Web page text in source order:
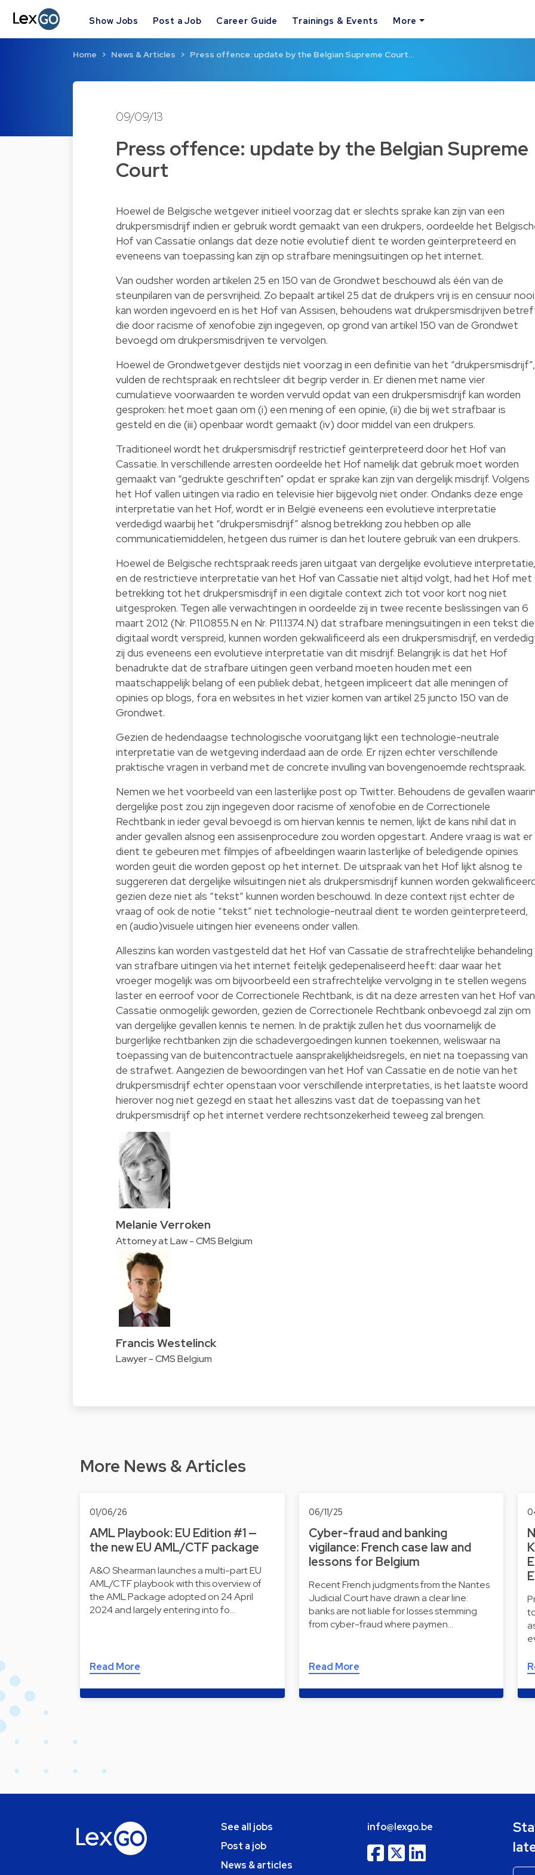
Show Jobs Post a Job Career Guide Trainings & Events More
Home News & Articles Press offence: update by the Belgian Supreme Court…
09/09/13
Press offence: update by the Belgian Supreme
Court
Hoewel de Belgische wetgever initieel voorzag dat er slechts sprake kan zijn van een
drukpersmisdrijf indien er gebruik wordt gemaakt van een drukpers, oordeelde het
Hof van Cassatie onlangs dat deze notie evolutief dient te worden geïnterpreteerd en
eveneens van toepassing kan zijn op strafbare meningsuitingen op het internet.
Van oudsher worden artikelen 25 en 150 van de Grondwet beschouwd als één van de
steunpilaren van de persvrijheid. Zo bepaalt artikel 25 dat de drukpers vrij is en censuur
kan worden ingevoerd en is het Hof van Assisen, behoudens wat drukpersmisdrijven
die door racisme of xenofobie zijn ingegeven, op grond van artikel 150 van de Grondwet
bevoegd om drukpersmisdrijven te vervolgen.
Hoewel de Grondwetgever destijds niet voorzag in een definitie van het “drukpersmisdrijf”,
vulden de rechtspraak en rechtsleer dit begrip verder in. Er dienen met name vier
cumulatieve voorwaarden te worden vervuld opdat van een drukpersmisdrijf kan worden
gesproken: het moet gaan om (i) een mening of een opinie, (ii) die bij wet strafbaar is
gesteld en die (iii) openbaar wordt gemaakt (iv) door middel van een drukpers.
Traditioneel wordt het drukpersmisdrijf restrictief geïnterpreteerd door het Hof van
Cassatie. In verschillende arresten oordeelde het Hof namelijk dat gebruik moet worden
gemaakt van “gedrukte geschriften” opdat er sprake kan zijn van dergelijk misdrijf. Volgens
het Hof vallen uitingen via radio en televisie hier bijgevolg niet onder. Ondanks deze enge
interpretatie van het Hof, wordt er in België eveneens een evolutieve interpretatie
verdedigd waarbij het “drukpersmisdrijf” alsnog betrekking zou hebben op alle
communicatiemiddelen, hetgeen dus ruimer is dan het loutere gebruik van een drukpers.
Hoewel de Belgische rechtspraak reeds jaren uitgaat van dergelijke evolutieve interpretatie,
en de restrictieve interpretatie van het Hof van Cassatie niet altijd volgt, had het Hof met
betrekking tot het drukpersmisdrijf in een digitale context zich tot voor kort nog niet
uitgesproken. Tegen alle verwachtingen in oordeelde zij in twee recente beslissingen van 6
maart 2012 (Nr. P11.0855.N en Nr. P11.1374.N) dat strafbare meningsuitingen in een tekst die
digitaal wordt verspreid, kunnen worden gekwalificeerd als een drukpersmisdrijf, en
zij dus eveneens een evolutieve interpretatie van dit misdrijf. Belangrijk is dat het Hof
benadrukte dat de strafbare uitingen geen verband moeten houden met een
maatschappelijk belang of een publiek debat, hetgeen impliceert dat alle meningen of
opinies op blogs, fora en websites in het vizier komen van artikel 25 juncto 150 van de
Grondwet.
Gezien de hedendaagse technologische vooruitgang lijkt een technologie-neutrale
interpretatie van de wetgeving inderdaad aan de orde. Er rijzen echter verschillende
praktische vragen in verband met de concrete invulling van bovengenoemde rechtspraak.
Nemen we het voorbeeld van een lasterlijke post op Twitter. Behoudens de gevallen
dergelijke post zou zijn ingegeven door racisme of xenofobie en de Correctionele
Rechtbank in ieder geval bevoegd is om hiervan kennis te nemen, lijkt de kans nihil dat in
ander gevallen alsnog een assisenprocedure zou worden opgestart. Andere vraag is wat er
dient te gebeuren met filmpjes of afbeeldingen waarin lasterlijke of beledigende opinies
worden geuit die worden gepost op het internet. De uitspraak van het Hof lijkt alsnog te
suggereren dat dergelijke wilsuitingen niet als drukpersmisdrijf kunnen worden
gezien deze niet als “tekst” kunnen worden beschouwd. In deze context rijst echter de
vraag of ook de notie “tekst” niet technologie-neutraal dient te worden geïnterpreteerd,
en (audio)visuele uitingen hier eveneens onder vallen.
Alleszins kan worden vastgesteld dat het Hof van Cassatie de strafrechtelijke behandeling
van strafbare uitingen via het internet feitelijk gedepenaliseerd heeft: daar waar het
vroeger mogelijk was om bijvoorbeeld een strafrechtelijke vervolging in te stellen wegens
laster en eerroof voor de Correctionele Rechtbank, is dit na deze arresten van het Hof van
Cassatie onmogelijk geworden, gezien de Correctionele Rechtbank onbevoegd zal zijn om
van dergelijke gevallen kennis te nemen. In de praktijk zullen het dus voornamelijk de
burgerlijke rechtbanken zijn die schadevergoedingen kunnen toekennen, weliswaar na
toepassing van de buitencontractuele aansprakelijkheidsregels, en niet na toepassing van
de strafwet. Aangezien de bewoordingen van het Hof van Cassatie en de notie van het
drukpersmisdrijf echter openstaan voor verschillende interpretaties, is het laatste woord
hierover nog niet gezegd en staat het alleszins vast dat de toepassing van het
drukpersmisdrijf op het internet verdere rechtsonzekerheid teweeg zal brengen.
Melanie Verroken
Attorney at Law - CMS Belgium
Francis Westelinck
Lawyer - CMS Belgium
More News & Articles
01/06/26
AML Playbook: EU Edition #1 —
the new EU AML/CTF package
A&O Shearman launches a multi-part EU
AML/CTF playbook with this overview of
the AML Package adopted on 24 April
2024 and largely entering into fo…
Read More
06/11/25
Cyber-fraud and banking
vigilance: French case law and
lessons for Belgium
Recent French judgments from the Nantes
Judicial Court have drawn a clear line:
banks are not liable for losses stemming
from cyber-fraud where paymen…
Read More
See all jobs
Post a job
News & articles
info@lexgo.be